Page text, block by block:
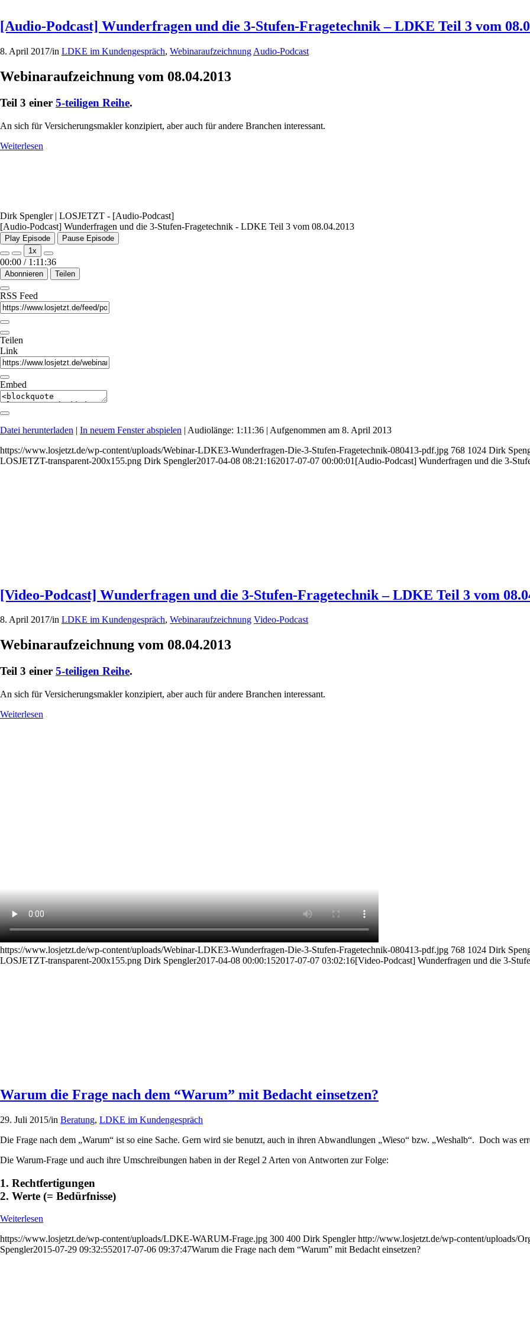
[Audio-Podcast] Wunderfragen und die 3-Stufen-Fragetechnik – LDKE Teil 3 vom
8. April 2017/in LDKE im Kundengespräch, Webinaraufzeichnung Audio-Podcast
Webinaraufzeichnung vom 08.04.2013
Teil 3 einer 5-teiligen Reihe.
An sich für Versicherungsmakler konzipiert, aber auch für andere Branchen interessant.
Weiterlesen
Dirk Spengler | LOSJETZT - [Audio-Podcast]
[Audio-Podcast] Wunderfragen und die 3-Stufen-Fragetechnik - LDKE Teil 3 vom 08.04.2013
Play Episode
Pause Episode
1x
00:00 / 1:11:36
Abonnieren Teilen
RSS Feed
Teilen
Link
Embed
Datei herunterladen | In neuem Fenster abspielen | Audiolänge: 1:11:36 | Aufgenommen am 8. April 2013
https://www.losjetzt.de/wp-content/uploads/Webinar-LDKE3-Wunderfragen-Die-3-Stufen-Fragetechnik-080413-pdf.jpg 768 1024 Dirk
LOSJETZT-transparent-200x155.png Dirk Spengler2017-04-08 08:21:162017-07-07 00:00:01 [Audio-Podcast] Wunderfragen und die 3-
[Video-Podcast] Wunderfragen und die 3-Stufen-Fragetechnik – LDKE Teil 3 vom
8. April 2017/in LDKE im Kundengespräch, Webinaraufzeichnung Video-Podcast
Webinaraufzeichnung vom 08.04.2013
Teil 3 einer 5-teiligen Reihe.
An sich für Versicherungsmakler konzipiert, aber auch für andere Branchen interessant.
Weiterlesen
https://www.losjetzt.de/wp-content/uploads/Webinar-LDKE3-Wunderfragen-Die-3-Stufen-Fragetechnik-080413-pdf.jpg 768 1024 Dirk
LOSJETZT-transparent-200x155.png Dirk Spengler2017-04-08 00:00:152017-07-07 03:02:16[Video-Podcast] Wunderfragen und die 3-
Warum die Frage nach dem “Warum” mit Bedacht einsetzen?
29. Juli 2015/in Beratung, LDKE im Kundengespräch
Die Frage nach dem „Warum“ ist so eine Sache. Gern wird sie benutzt, auch in ihren Abwandlungen „Wieso“ bzw. „Weshalb“. Doch was
Die Warum-Frage und auch ihre Umschreibungen haben in der Regel 2 Arten von Antworten zur Folge:
1. Rechtfertigungen
2. Werte (= Bedürfnisse)
Weiterlesen
https://www.losjetzt.de/wp-content/uploads/LDKE-WARUM-Frage.jpg 300 400 Dirk Spengler http://www.losjetzt.de/wp-content/uploads/
Spengler2015-07-29 09:32:552017-07-06 09:37:47Warum die Frage nach dem “Warum” mit Bedacht einsetzen?